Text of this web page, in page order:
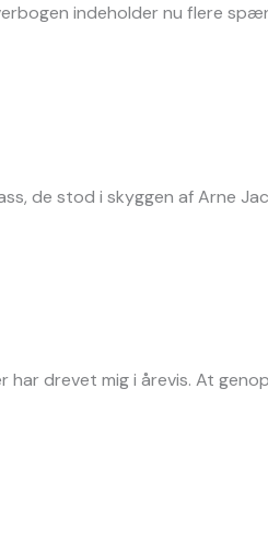
indeholder nu flere
de stod i skyggen af Arne
drevet mig i årevis. At